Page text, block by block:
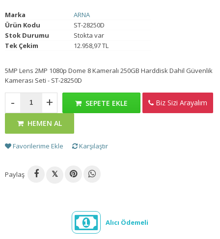
Marka
ARNA
Ürün Kodu
ST-28250D
Stok Durumu
Stokta var
Tek Çekim
12.958,97 TL
5MP Lens 2MP 1080p Dome 8 Kameralı 250GB Harddisk Dahil Güvenlik
Kamerası Seti - ST-28250D
- + SEPETE EKLE
HEMEN AL
Favorilerime Ekle Karşılaştır
Biz Sizi Arayalım
Paylaş 𝕏
Alıcı Ödemeli